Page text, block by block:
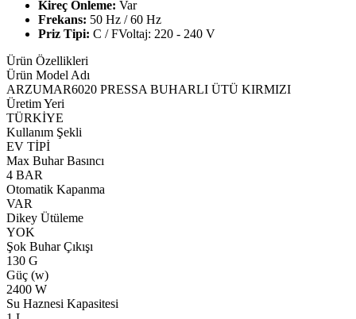
Kireç Önleme: Var
Frekans: 50 Hz / 60 Hz
Priz Tipi: C / FVoltaj: 220 - 240 V
Ürün Özellikleri
Ürün Model Adı
ARZUMAR6020 PRESSA BUHARLI ÜTÜ KIRMIZI
Üretim Yeri
TÜRKİYE
Kullanım Şekli
EV TİPİ
Max Buhar Basıncı
4 BAR
Otomatik Kapanma
VAR
Dikey Ütüleme
YOK
Şok Buhar Çıkışı
130 G
Güç (w)
2400 W
Su Haznesi Kapasitesi